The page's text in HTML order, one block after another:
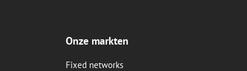
Onze markten
Fixed networks